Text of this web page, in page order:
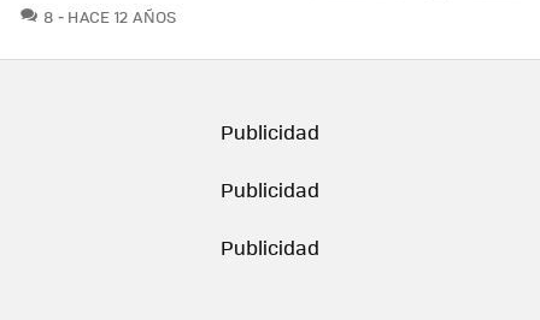
8 COMENTARIOS
HACE 12 AÑOS